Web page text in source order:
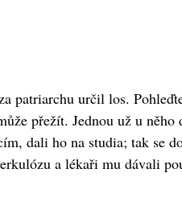
patriarchu určil los.
přežít. Jednou už u
dali ho na studia; tak se
a lékaři mu dávali